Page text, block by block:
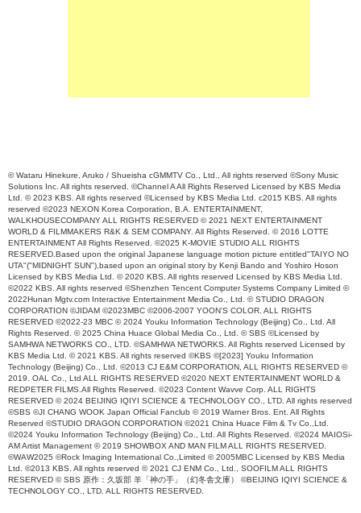
© Wataru Hinekure, Aruko / Shueisha cGMMTV Co., Ltd., All rights reserved ©Sony Music
Solutions Inc. All rights reserved. ©Channel A All Rights Reserved Licensed by KBS Media
Ltd. © 2023 KBS. All rights reserved ©Licensed by KBS Media Ltd. c2015 KBS. All rights
reserved ©2023 NEXON Korea Corporation, B.A. ENTERTAINMENT,
WALKHOUSECOMPANY ALL RIGHTS RESERVED © 2021 NEXT ENTERTAINMENT
WORLD & FILMMAKERS R&K & SEM COMPANY. All Rights Reserved. © 2016 LOTTE
ENTERTAINMENT All Rights Reserved. ©2025 K-MOVIE STUDIO ALL RIGHTS
RESERVED.Based upon the original Japanese language motion picture entitled"TAIYO NO
UTA"("MIDNIGHT SUN"),based upon an original story by Kenji Bando and Yoshiro Hoson
Licensed by KBS Media Ltd. © 2020 KBS. All rights reserved Licensed by KBS Media Ltd.
©2022 KBS. All rights reserved ©Shenzhen Tencent Computer Systems Company Limited ©
2022Hunan Mgtv.com Interactive Entertainment Media Co., Ltd. © STUDIO DRAGON
CORPORATION ©JIDAM ©2023MBC ©2006-2007 YOON'S COLOR. ALL RIGHTS
RESERVED ©2022-23 MBC © 2024 Youku Information Technology (Beijing) Co., Ltd. All
Rights Reserved. © 2025 China Huace Global Media Co., Ltd. © SBS ©Licensed by
SAMHWA NETWORKS CO., LTD. ©SAMHWA NETWORKS. All Rights reserved Licensed by
KBS Media Ltd. © 2021 KBS. All rights reserved ©KBS ©[2023] Youku Information
Technology (Beijing) Co., Ltd. ©2013 CJ E&M CORPORATION, ALL RIGHTS RESERVED ©
2019. OAL Co., Ltd ALL RIGHTS RESERVED ©2020 NEXT ENTERTAINMENT WORLD &
REDPETER FILMS.All Rights Reserved. ©2023 Content Wavve Corp. ALL RIGHTS
RESERVED © 2024 BEIJING IQIYI SCIENCE & TECHNOLOGY CO., LTD. All rights reserved
©SBS ©JI CHANG WOOK Japan Official Fanclub © 2019 Warner Bros. Ent. All Rights
Reserved ©STUDIO DRAGON CORPORATION ©2021 China Huace Film & Tv Co.,Ltd.
©2024 Youku Information Technology (Beijing) Co., Ltd. All Rights Reserved. ©2024 MAIOSi-
AM Artist Management © 2019 SHOWBOX AND MAN FILM ALL RIGHTS RESERVED.
©WAW2025 ©Rock Imaging International Co.,Limited © 2005MBC Licensed by KBS Media
Ltd. ©2013 KBS. All rights reserved © 2021 CJ ENM Co., Ltd., SOOFILM ALL RIGHTS
RESERVED © SBS 原作：久坂部 羊「神の手」（幻冬舎文庫） ©BEIJING IQIYI SCIENCE &
TECHNOLOGY CO., LTD. ALL RIGHTS RESERVED.